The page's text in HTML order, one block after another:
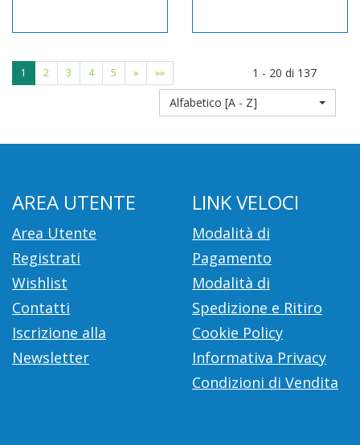
1 2 3 4 5 » »»
1 - 20 di 137
Alfabetico [A - Z]
AREA UTENTE
Area Utente
Registrati
Wishlist
Contatti
Iscrizione alla
Newsletter
LINK VELOCI
Modalità di
Pagamento
Modalità di
Spedizione e Ritiro
Cookie Policy
Informativa Privacy
Condizioni di Vendita